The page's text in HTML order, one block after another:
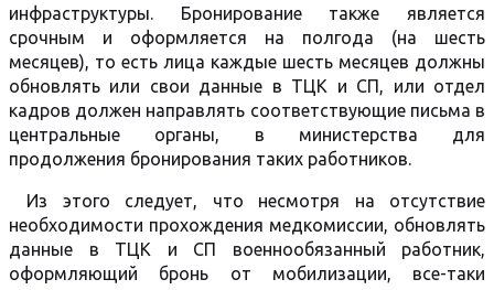
инфраструктуры. Бронирование также является
срочным и оформляется на полгода (на шесть
месяцев), то есть лица каждые шесть месяцев должны
обновлять или свои данные в ТЦК и СП, или отдел
кадров должен направлять соответствующие письма в
центральные органы, в министерства для
продолжения бронирования таких работников.
Из этого следует, что несмотря на отсутствие
необходимости прохождения медкомиссии, обновлять
данные в ТЦК и СП военнообязанный работник,
оформляющий бронь от мобилизации, все-таки